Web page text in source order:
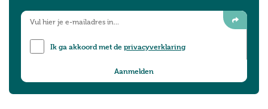
Ik ga akkoord met deprivacyverklaring